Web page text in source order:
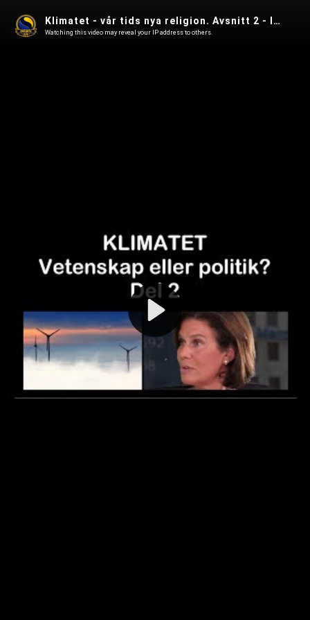
Video
Klimatet - vår tids nya religion. Avsnitt 2 - IPCC, Greenpeace och WWF
Watching this video may reveal your IP address to others.